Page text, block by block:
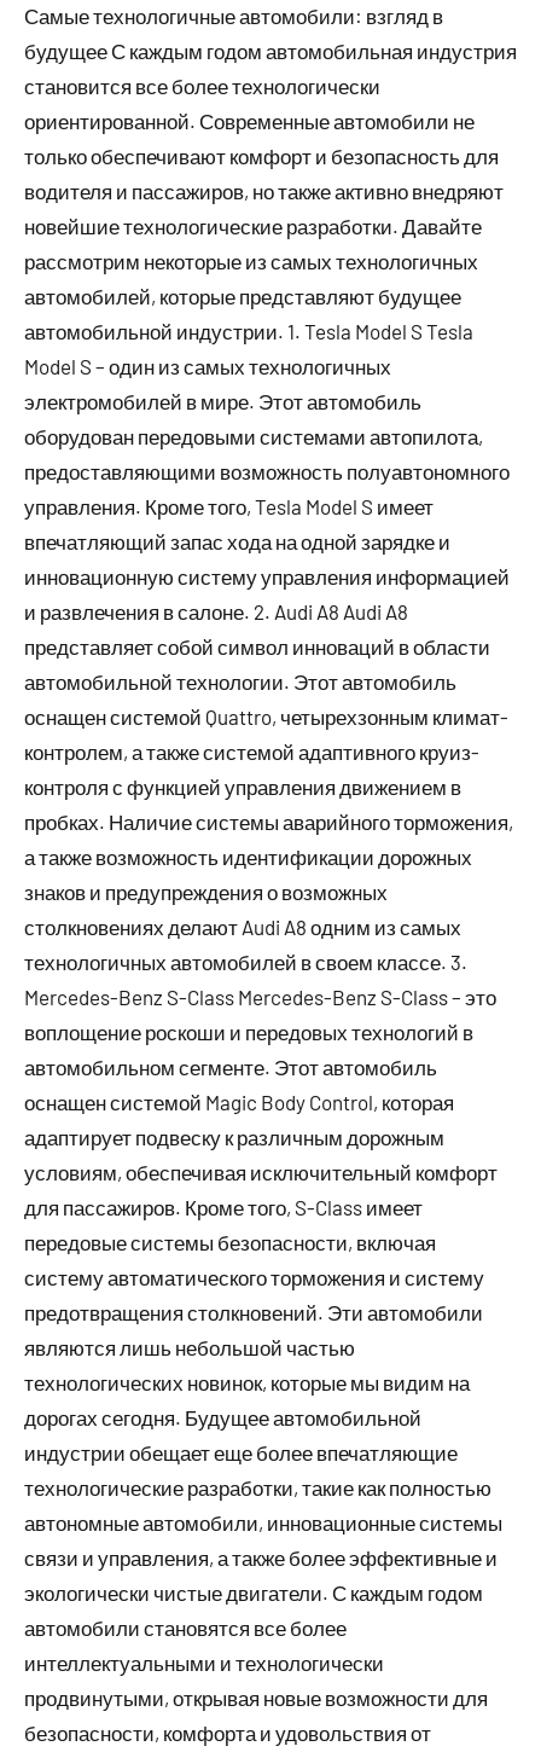
Самые технологичные автомобили: взгляд в
будущее С каждым годом автомобильная индустрия
становится все более технологически
ориентированной. Современные автомобили не
только обеспечивают комфорт и безопасность для
водителя и пассажиров, но также активно внедряют
новейшие технологические разработки. Давайте
рассмотрим некоторые из самых технологичных
автомобилей, которые представляют будущее
автомобильной индустрии. 1. Tesla Model S Tesla
Model S – один из самых технологичных
электромобилей в мире. Этот автомобиль
оборудован передовыми системами автопилота,
предоставляющими возможность полуавтономного
управления. Кроме того, Tesla Model S имеет
впечатляющий запас хода на одной зарядке и
инновационную систему управления информацией
и развлечения в салоне. 2. Audi A8 Audi A8
представляет собой символ инноваций в области
автомобильной технологии. Этот автомобиль
оснащен системой Quattro, четырехзонным климат-
контролем, а также системой адаптивного круиз-
контроля с функцией управления движением в
пробках. Наличие системы аварийного торможения,
а также возможность идентификации дорожных
знаков и предупреждения о возможных
столкновениях делают Audi A8 одним из самых
технологичных автомобилей в своем классе. 3.
Mercedes-Benz S-Class Mercedes-Benz S-Class – это
воплощение роскоши и передовых технологий в
автомобильном сегменте. Этот автомобиль
оснащен системой Magic Body Control, которая
адаптирует подвеску к различным дорожным
условиям, обеспечивая исключительный комфорт
для пассажиров. Кроме того, S-Class имеет
передовые системы безопасности, включая
систему автоматического торможения и систему
предотвращения столкновений. Эти автомобили
являются лишь небольшой частью
технологических новинок, которые мы видим на
дорогах сегодня. Будущее автомобильной
индустрии обещает еще более впечатляющие
технологические разработки, такие как полностью
автономные автомобили, инновационные системы
связи и управления, а также более эффективные и
экологически чистые двигатели. С каждым годом
автомобили становятся все более
интеллектуальными и технологически
продвинутыми, открывая новые возможности для
безопасности, комфорта и удовольствия от